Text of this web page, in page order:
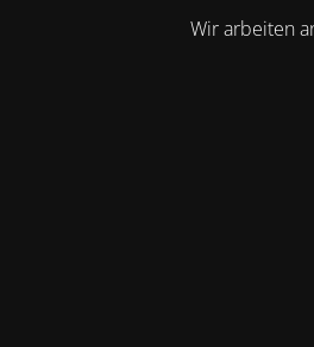
Wir arbeiten